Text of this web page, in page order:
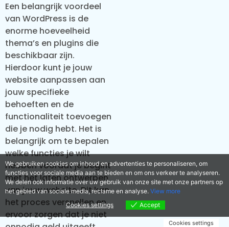
Een belangrijk voordeel
van WordPress is de
enorme hoeveelheid
thema’s en plugins die
beschikbaar zijn.
Hierdoor kunt je jouw
website aanpassen aan
jouw specifieke
behoeften en de
functionaliteit toevoegen
die je nodig hebt. Het is
belangrijk om te bepalen
welke functies je wilt
hebben voordat je begint
met het laten ontwerpen
van jouw website. Dit kan
het proces versnellen en
ervoor zorgen dat je niet
We gebruiken cookies om inhoud en advertenties te personaliseren, om
functies voor sociale media aan te bieden en om ons verkeer te analyseren.
We delen ook informatie over uw gebruik van onze site met onze partners op
het gebied van sociale media, reclame en analyse. View more
Cookies settings
Accept
Cookies settings